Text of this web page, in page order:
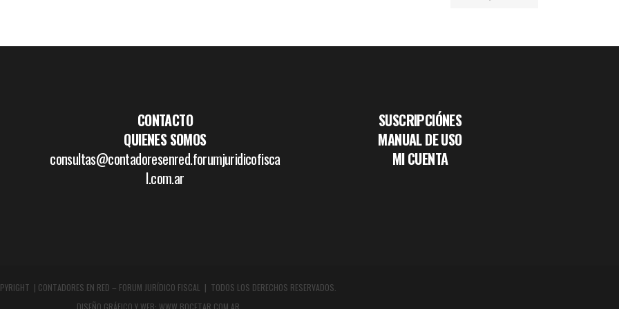
CONTACTO
QUIENES SOMOS
consultas@contadoresenred.forumjuridicofisca
l.com.ar
SUSCRIPCIÓNES
MANUAL DE USO
MI CUENTA
| CONTADORES EN RED – FORUM JURÍDICO FISCAL | TODOS LOS DERECHOS RESERVADOS.
DISEÑO GRÁFICO Y WEB: WWW.BOCETAR.COM.AR